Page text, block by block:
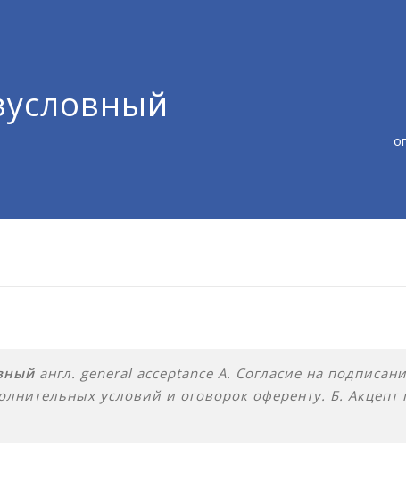
англ. general acceptance А. Согласие на
условий и оговорок оференту. Б.